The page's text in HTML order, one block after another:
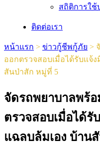
สถิติการใช้
ติดต่อเรา
หน้าแรก > ข่าวกู้ชีพกู้ภัย >
ออกตรวจสอบเมื่อได้รับเเ
สันป่าสัก หมู่ที่ 5
จัดรถพยาบาลพร้
ตรวจสอบเมื่อได้รั
แฉลบล้มเอง บ้าน